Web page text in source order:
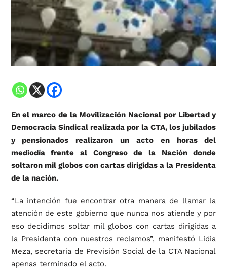
En el marco de la Movilización Nacional por Libertad y
Democracia Sindical realizada por la CTA, los jubilados
y pensionados realizaron un acto en horas del
mediodía frente al Congreso de la Nación donde
soltaron mil globos con cartas dirigidas a la Presidenta
de la nación.
“La intención fue encontrar otra manera de llamar la
atención de este gobierno que nunca nos atiende y por
eso decidimos soltar mil globos con cartas dirigidas a
la Presidenta con nuestros reclamos”, manifestó Lidia
Meza, secretaria de Previsión Social de la CTA Nacional
apenas terminado el acto.